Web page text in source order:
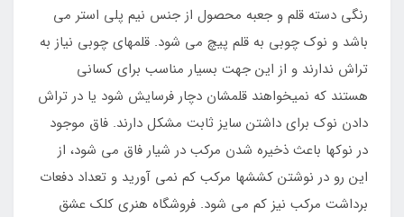
رنگی دسته قلم و جعبه محصول از جنس نیم پلی استر می
باشد و نوک چوبی به قلم پیچ می شود. قلمهای چوبی نیاز به
تراش ندارند و از این جهت بسیار مناسب برای کسانی
هستند که نمیخواهند قلمشان دچار فرسایش شود یا در تراش
دادن نوک برای داشتن سایز ثابت مشکل دارند. فاق موجود
در نوکها باعث ذخیره شدن مرکب در شیار فاق می شود، از
این رو در نوشتن کششها مرکب کم نمی آورید و تعداد دفعات
برداشت مرکب نیز کم می شود. فروشگاه هنری کلک عشق